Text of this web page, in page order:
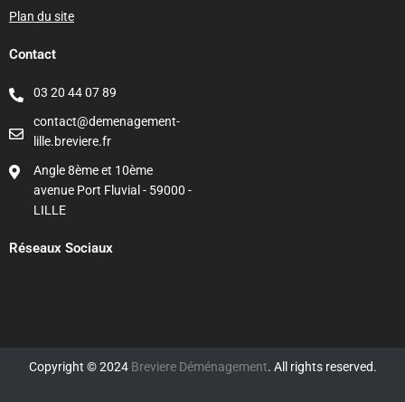
Plan du site
Contact
03 20 44 07 89
contact@demenagement-
lille.breviere.fr
Angle 8ème et 10ème
avenue Port Fluvial - 59000 -
LILLE
Réseaux Sociaux
Copyright © 2024 Breviere Déménagement. All rights reserved.